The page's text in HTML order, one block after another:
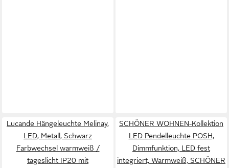
Lucande Hängeleuchte Melinay,
LED, Metall, Schwarz
Farbwechsel warmweiß /
tageslicht IP20 mit
SCHÖNER WOHNEN-Kollektion
LED Pendelleuchte POSH,
Dimmfunktion, LED fest
integriert, Warmweiß, SCHÖNER